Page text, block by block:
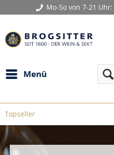
Mo-So von 7-21 Uhr:
Menü
Topseller